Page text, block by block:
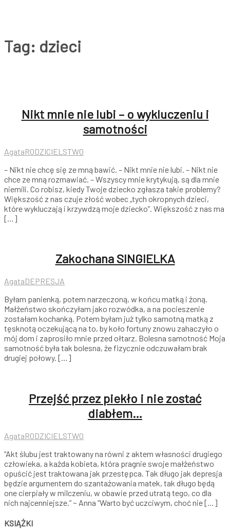
Tag: dzieci
Nikt mnie nie lubi – o wykluczeniu i
samotności
AgataRODZICIELSTWO
– Nikt nie chcę się ze mną bawić. – Nikt mnie nie lubi. – Nikt nie
chce ze mną rozmawiać. – Wszyscy mnie krytykują, są dla mnie
niemili. Co robisz, kiedy Twoje dziecko zgłasza takie problemy?
Większość z nas czuje złość wobec „tych okropnych dzieci,
które wykluczają i krzywdzą moje dziecko”. Większość z nas ma
[…]
Zakochana SINGIELKA
AgataDEPRESJA
Byłam panienką, potem narzeczoną, w końcu matką i żoną.
Małżeństwo skończyłam jako rozwódka, a na pocieszenie
zostałam kochanką. Potem byłam już tylko samotną matką z
tęsknotą oczekującą na to, by koło fortuny znowu zahaczyło o
mój dom i zaprosiło mnie przed ołtarz. Bolesna samotność Moja
samotność była tak bolesna, że fizycznie odczuwałam brak
drugiej połowy. […]
Przejść przez piekło i nie zostać
diabłem…
AgataRODZICIELSTWO
“Akt ślubu jest traktowany na równi z aktem własności drugiego
człowieka, a każda kobieta, która pragnie swoje małżeństwo
opuścić jest traktowana jak przestępca. Tak długo jak depresja
będzie argumentem do szantażowania matek, tak długo będą
one cierpiały w milczeniu, w obawie przed utratą tego, co dla
nich najcenniejsze.” ~ Anna “Warto być uczciwym, choć nie […]
KSIĄŻKI